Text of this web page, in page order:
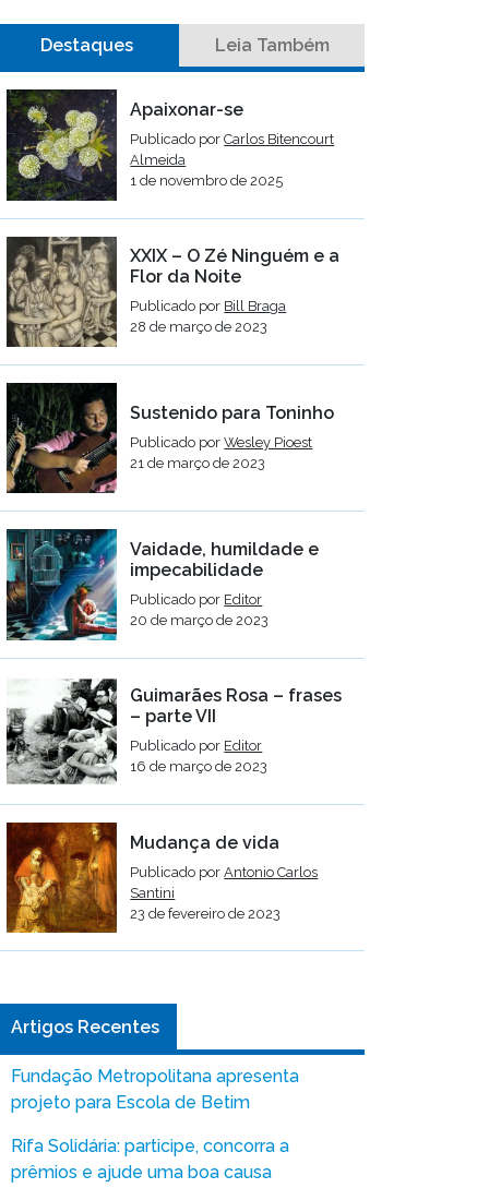
Destaques Leia Também
Apaixonar-se
Publicado porCarlos Bitencourt
Almeida
1 de novembro de 2025
XXIX – O Zé Ninguém e a
Flor da Noite
Publicado por Bill Braga
28 de março de 2023
Sustenido para Toninho
Publicado porWesley Pioest
21 de março de 2023
Vaidade, humildade e
impecabilidade
Publicado por Editor
20 de março de 2023
Guimarães Rosa – frases
– parte VII
Publicado por Editor
16 de março de 2023
Mudança de vida
Publicado porAntonio Carlos
Santini
23 de fevereiro de 2023
Artigos Recentes
Fundação Metropolitana apresenta
projeto para Escola de Betim
Rifa Solidária: participe, concorra a
prêmios e ajude uma boa causa